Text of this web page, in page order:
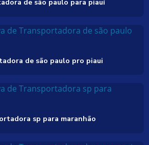
de são paulo para piauí
de são paulo pro piaui
sp para maranhão